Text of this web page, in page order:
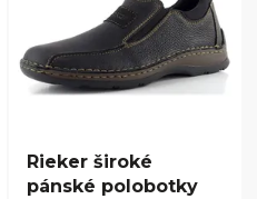
Rieker široké
pánské polobotky